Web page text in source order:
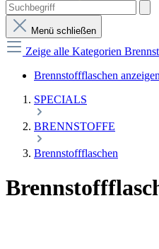
Menü schließen
Zeige alle Kategorien
Brennstoffflaschen anzeigen
SPECIALS
BRENNSTOFFE
Brennstoffflaschen